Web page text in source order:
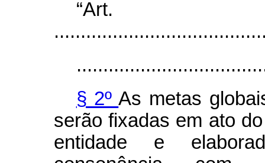
§ 2ºAs metas
serão fixadas em ato
entidade e